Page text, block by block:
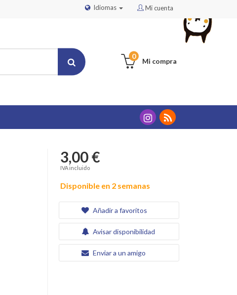
Mi cuenta
Idiomas
Mi compra
0
3,00 €
IVA incluido
Disponible en 2 semanas
Añadir a favoritos
Avisar disponibilidad
Enviar a un amigo